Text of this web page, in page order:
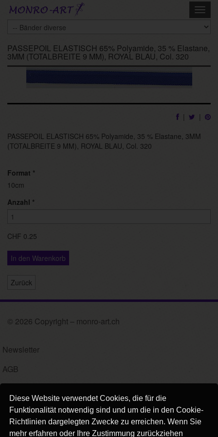
Diese Website verwendet Cookies, die für die
Funktionalität notwendig sind und um die in den Cookie-
Richtlinien dargelegten Zwecke zu erreichen. Wenn Sie
mehr erfahren oder Ihre Zustimmung zurückziehen
Skip
PASSEPOIL ELASTISCH 65% Polyamide, 35 % Elastane,
3MM (TOTALBREITE 9 MM), ROYAL BLAU, Col. 320
|
|
PASSEPOIL ELASTISCH 65% Polyamide, 35 % Elastane, 3MM
(TOTALBREITE 9 MM), ROYAL BLAU, Col. 320
Format *
10cm
Anzahl *
CHF 0.25
In den Warenkorb
Zurück
© 2026 Copyright – monro-art.ch
Newsletter
AGB
Versand
Kontakt